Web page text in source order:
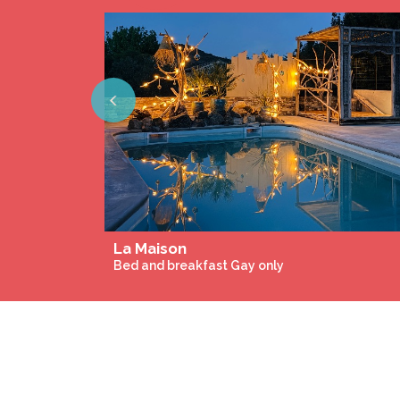
Previous
La Maison
Bed and breakfast Gay only